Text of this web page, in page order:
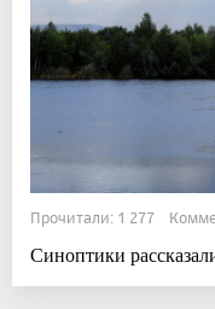
Прочитали: 1 277
Синоптики